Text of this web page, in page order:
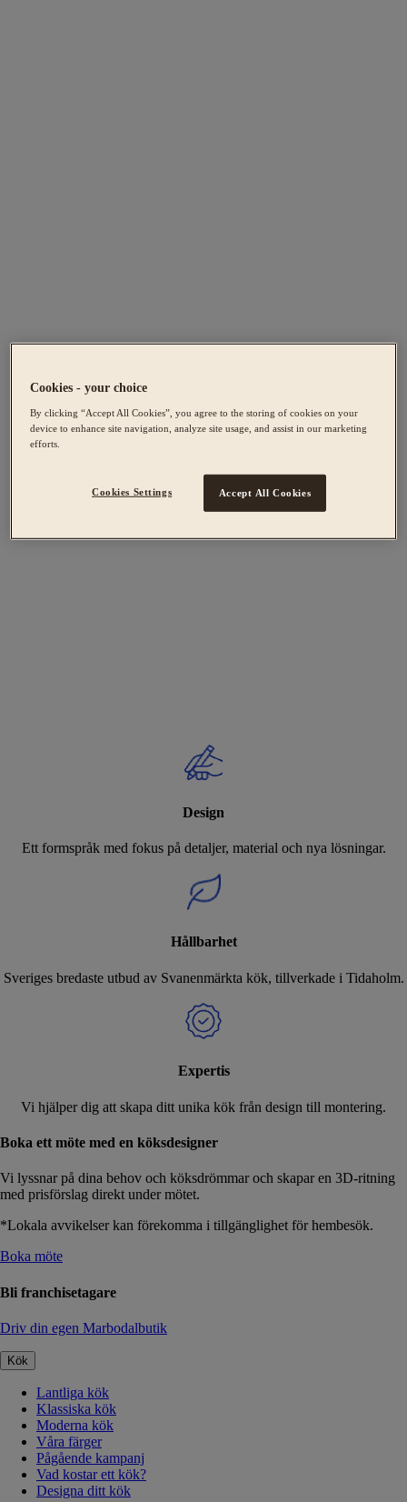
Design
Ett formspråk med fokus på detaljer, material och nya lösningar.
Hållbarhet
Sveriges bredaste utbud av Svanenmärkta kök, tillverkade i Tidaholm.
Expertis
Vi hjälper dig att skapa ditt unika kök från design till montering.
Boka ett möte med en köksdesigner
Vi lyssnar på dina behov och köksdrömmar och skapar en 3D-ritning
med prisförslag direkt under mötet.
*Lokala avvikelser kan förekomma i tillgänglighet för hembesök.
Boka möte
Bli franchisetagare
Driv din egen Marbodalbutik
Kök
Lantliga kök
Klassiska kök
Moderna kök
Våra färger
Pågående kampanj
Vad kostar ett kök?
Designa ditt kök
Cookies - your choice
By clicking “Accept All Cookies”, you agree to the storing of cookies on your
device to enhance site navigation, analyze site usage, and assist in our marketing
efforts.
Cookies Settings Accept All Cookies